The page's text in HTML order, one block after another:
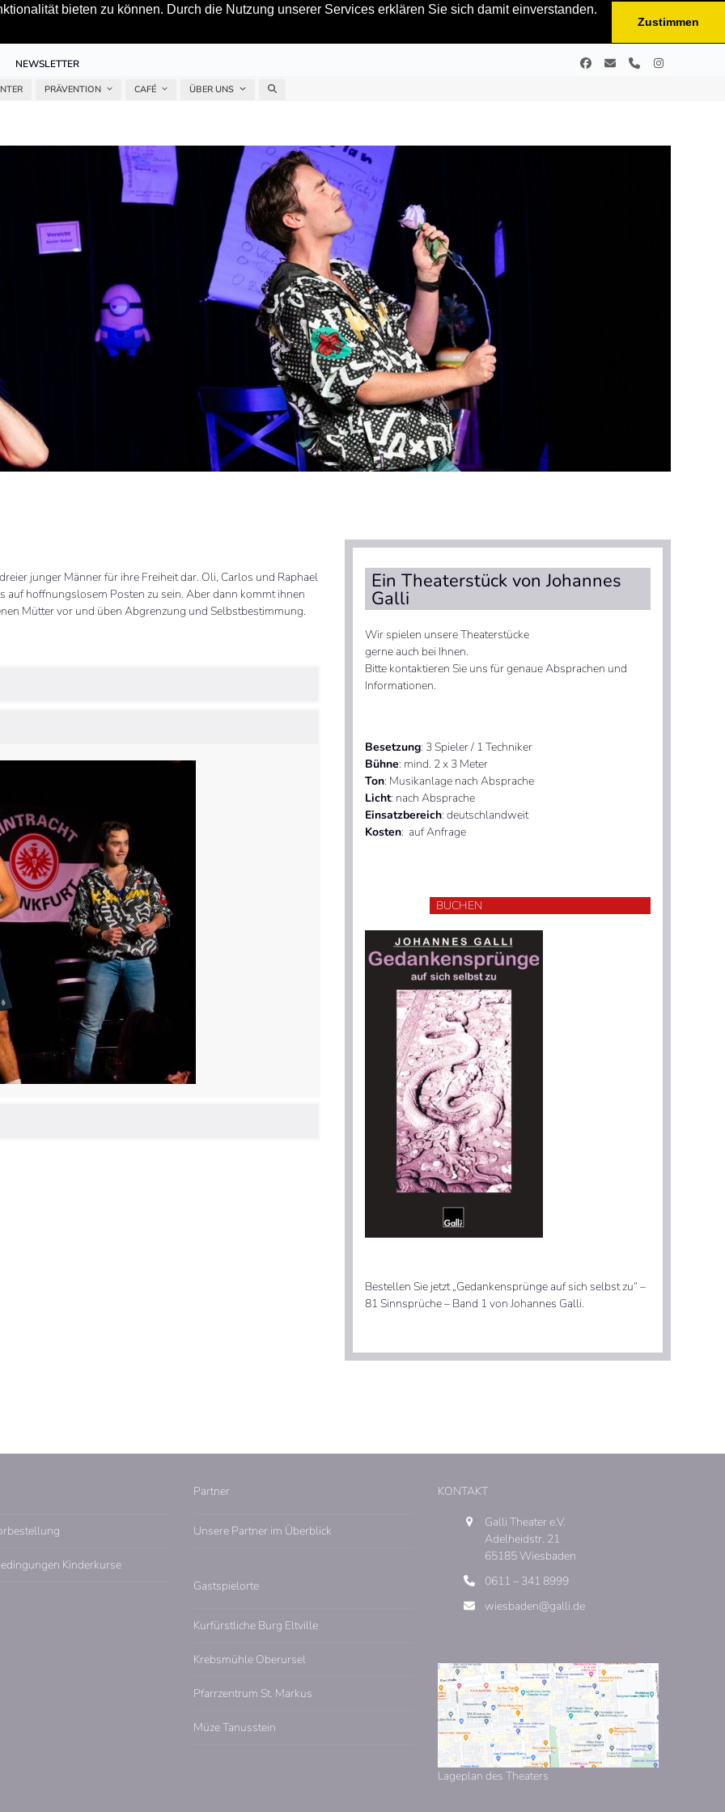
bieten zu können. Durch die Nutzung unserer Services erklären Sie sich damit einverstanden.
Zustimmen
NEWSLETTER Facebook
E- TelefonInstagram
PRÄVENTION CAFÉ ÜBER UNS
junger Männer für ihre Freiheit dar. Oli, Carlos und Raphael
auf hoffnungslosem Posten zu sein. Aber dann kommt ihnen
Mütter vor und üben Abgrenzung und Selbstbestimmung.
Ein Theaterstück von Johannes
Galli
Wir spielen unsere Theaterstücke
gerne auch bei Ihnen.
Bitte kontaktieren Sie uns für genaue Absprachen und
Informationen.
Besetzung: 3 Spieler / 1 Techniker
Bühne: mind. 2 x 3 Meter
Ton: Musikanlage nach Absprache
Licht: nach Absprache
Einsatzbereich: deutschlandweit
Kosten: auf Anfrage
BUCHEN
Bestellen Sie jetzt „Gedankensprünge auf sich selbst zu“ –
81 Sinnsprüche – Band 1 von Johannes Galli.
Kinderkurse
Partner
Unsere Partner im Überblick
Gastspielorte
Kurfürstliche Burg Eltville
Krebsmühle Oberursel
Pfarrzentrum St. Markus
Müze Tanusstein
KONTAKT
Galli Theater e.V.
Adelheidstr. 21
65185 Wiesbaden
0611 – 341 8999
wiesbaden@galli.de
Lageplan des Theaters